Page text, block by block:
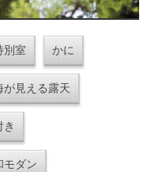
別室 かに
が見える露天
き
モダン